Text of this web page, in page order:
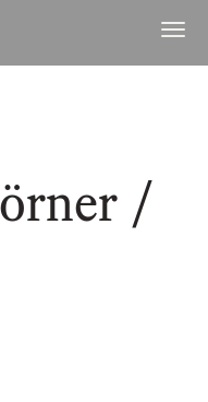
Menü
archiv
raum
/